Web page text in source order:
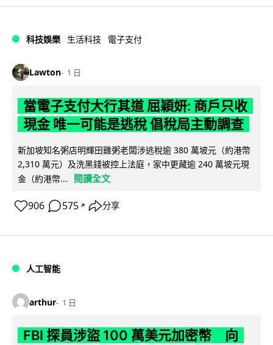
科技娛樂 生活科技 電子支付
Lawton 1 日
當電子支付大行其道 屈穎妍: 商戶只收
現金 唯一可能是逃稅 倡稅局主動調查
新加坡知名粥店明輝田雞粥老闆涉逃稅逾 380 萬坡元（約港幣
2,310 萬元）及洗黑錢被控上法庭，家中更藏逾 240 萬坡元現
金（約港幣...
閱讀全文
906 575 ↗ 分享
人工智能
arthur 1 日
FBI 探員涉盜 100 萬美元加密幣 向